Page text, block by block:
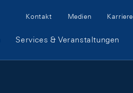
Meta Navigation
Kontakt Medien Karriere
Services & Veranstaltungen